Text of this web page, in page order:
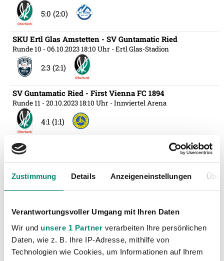
Zustimmung Details Anzeigeneinstellungen
Verantwortungsvoller Umgang mit Ihren Daten
Wir und unsere 1 Partner verarbeiten Ihre persönlichen
Daten, wie z. B. Ihre IP-Adresse, mithilfe von
Technologien wie Cookies, um Informationen auf Ihrem
5:0 (2:0)
SKU Ertl Glas Amstetten - SV Guntamatic Ried
Runde 10 - 06.10.2023 18:10 Uhr - Ertl Glas-Stadion
2:3 (2:1)
SV Guntamatic Ried - First Vienna FC 1894
Runde 11 - 20.10.2023 18:10 Uhr - Innviertel Arena
4:1 (1:1)
SV Guntamatic Ried - SKN St. Pölten
Runde 12
1:1 (1:0)
Runde 14- 10.11.2023 18:10 Uhr- Innviertel Arena
5:0 (3:0)
FC Mohren Dornbirn 1913 - SV Guntamatic Ried